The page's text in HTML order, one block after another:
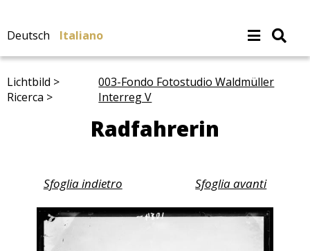
Deutsch Italiano
Lichtbild >
Ricerca >
003-Fondo Fotostudio Waldmüller
Interreg V
Radfahrerin
Sfoglia indietro Sfoglia avanti